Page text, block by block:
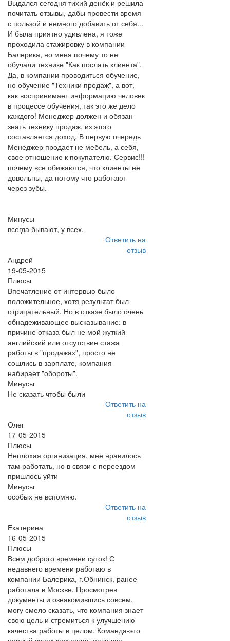
Выдался сегодня тихий денёк и решила
почитать отзывы, дабы провести время
с пользой и немного добавить от себя...
И была приятно удивлена, я тоже
проходила стажировку в компании
Балерика, но меня почему то не
обучали технике "Как послать клиента".
Да, в компании проводиться обучение,
но обучение "Техники продаж", а вот,
как воспринимает информацию человек
в процессе обучения, так это же дело
каждого! Менеджер должен и обязан
знать технику продаж, из этого
составляется доход. В первую очередь
Менеджер продает не мебель, а себя,
свое отношение к покупателю. Сервис!!!
почему все обижаются, что клиенты не
довольны, да потому что работают
через зубы.
Минусы
всегда бывают, у всех.
Ответить на
отзыв
Андрей
19-05-2015
Плюсы
Впечатление от интервью было
положительное, хотя результат был
отрицательный. Но в отказе было очень
обнадеживающее высказывание: в
причине отказа был не мой жуткий
английский или отсутствие стажа
работы в "продажах", просто не
сошлись в зарплате, компания
набирает "обороты".
Минусы
Не сказать чтобы были
Ответить на
отзыв
Олег
17-05-2015
Плюсы
Неплохая организация, мне нравилось
там работать, но в связи с переездом
пришлось уйти
Минусы
особых не вспомню.
Ответить на
отзыв
Екатерина
16-05-2015
Плюсы
Всем доброго времени суток! С
недавнего времени работаю в
компании Балерика, г.Обнинск, ранее
работала в Москве. Просмотрев
документы и ознакомившись совсем,
могу смело сказать, что компания знает
свою цель и стремиться к улучшению
качества работы в целом. Команда-это